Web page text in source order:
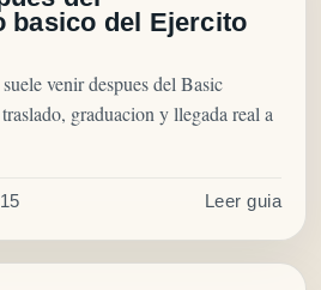
basico del Ejercito
venir despues del Basic
graduacion y llegada real a
Leer guia